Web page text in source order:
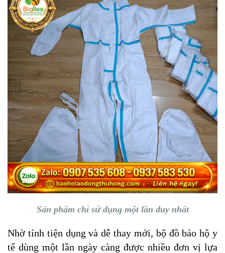
Sản phẩm chỉ sử dụng một lần duy nhất
Nhờ tính tiện dụng và dễ thay mới, bộ đồ bảo hộ y
tế dùng một lần ngày càng được nhiều đơn vị lựa